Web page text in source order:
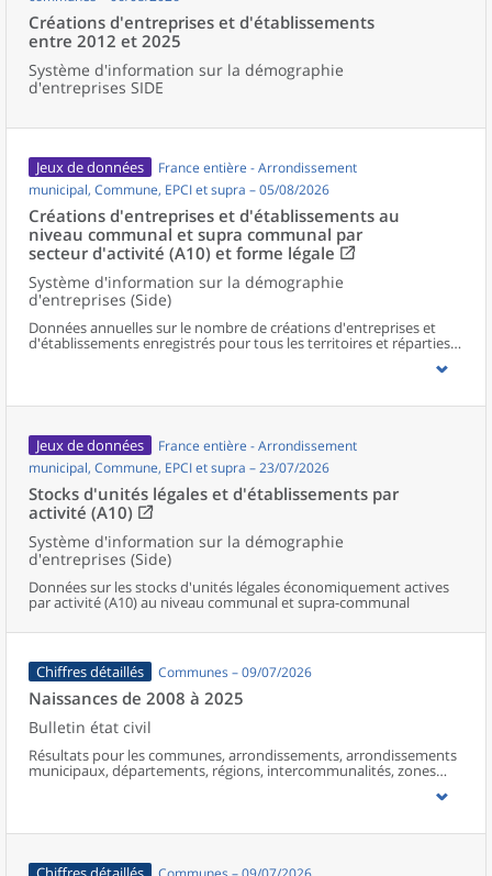
Créations d'entreprises et d'établissements
entre 2012 et 2025
Système d'information sur la démographie
d'entreprises SIDE
Jeux de données
France entière - Arrondissement
municipal, Commune, EPCI et supra – 05/08/2026
Créations d'entreprises et d'établissements au
niveau communal et supra communal par
secteur d'activité (A10) et forme légale
Système d'information sur la démographie
d'entreprises (Side)
Données annuelles sur le nombre de créations d'entreprises et
d'établissements enregistrés pour tous les territoires et réparties
selon le secteur d’activité et la forme légale.
Jeux de données
France entière - Arrondissement
municipal, Commune, EPCI et supra – 23/07/2026
Stocks d'unités légales et d'établissements par
activité (A10)
Système d'information sur la démographie
d'entreprises (Side)
Données sur les stocks d'unités légales économiquement actives
par activité (A10) au niveau communal et supra-communal
Chiffres détaillés Communes – 09/07/2026
Naissances de 2008 à 2025
Bulletin état civil
Résultats pour les communes, arrondissements, arrondissements
municipaux, départements, régions, intercommunalités, zones
d’emploi, bassins de vie, unités urbaines et aires d’attraction des